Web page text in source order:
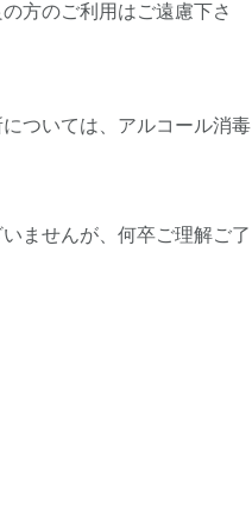
方のご利用はご遠慮下さ
ついては、アルコール消毒
ませんが、何卒ご理解ご了